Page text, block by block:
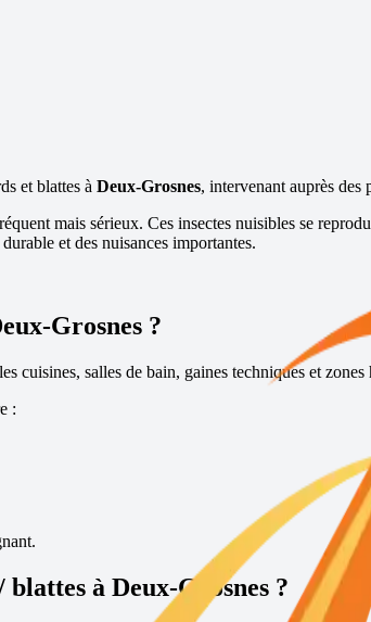
et blattes à Deux-Grosnes, intervenant auprès des
mais sérieux. Ces insectes nuisibles se
et des nuisances importantes.
Grosnes ?
cuisines, salles de bain, gaines techniques et
:
blattes à Deux-Grosnes ?